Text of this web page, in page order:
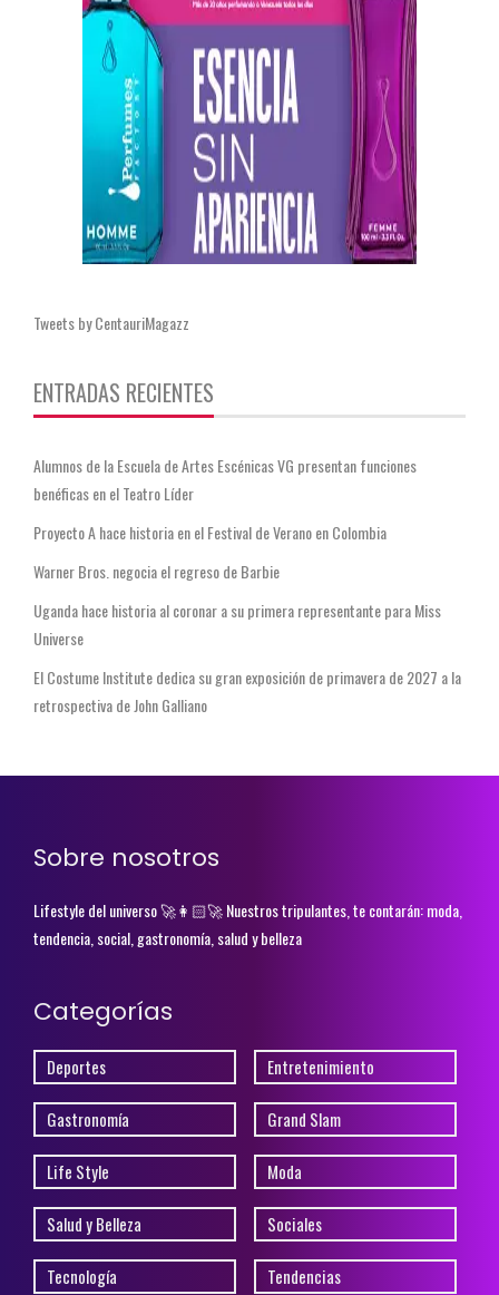
Tweets by CentauriMagazz
ENTRADAS RECIENTES
Alumnos de la Escuela de Artes Escénicas VG presentan funciones
benéficas en el Teatro Líder
Proyecto A hace historia en el Festival de Verano en Colombia
Warner Bros. negocia el regreso de Barbie
Uganda hace historia al coronar a su primera representante para Miss
Universe
El Costume Institute dedica su gran exposición de primavera de 2027 a la
retrospectiva de John Galliano
Sobre nosotros
Lifestyle del universo 🚀👩🏻‍🚀 Nuestros tripulantes, te contarán: moda,
tendencia, social, gastronomía, salud y belleza
Categorías
Deportes Entretenimiento
Gastronomía Grand Slam
Life Style Moda
Salud y Belleza Sociales
Tecnología Tendencias